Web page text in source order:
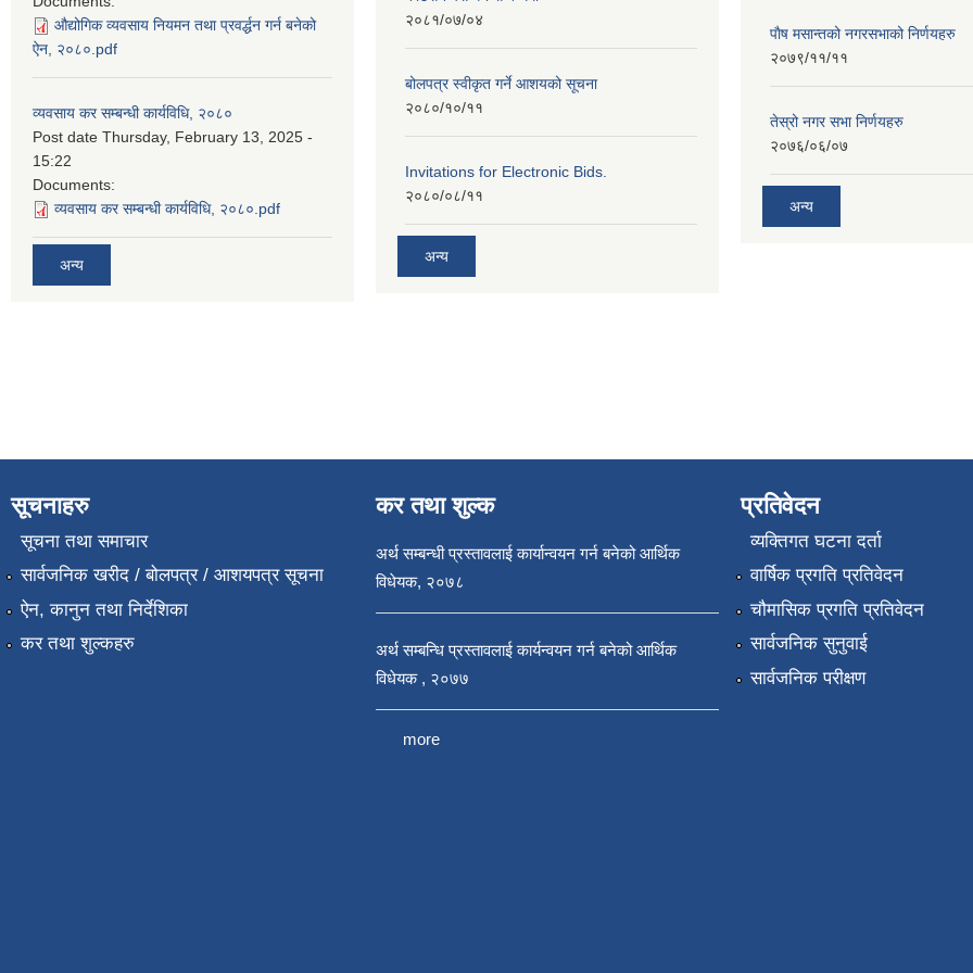
औद्योगिक व्यवसाय नियमन तथा प्रवर्द्धन गर्न बनेको
ऐन, २०८०.pdf
व्यवसाय कर सम्बन्धी कार्यविधि, २०८०
Post date Thursday, February 13, 2025 -
15:22
Documents:
व्यवसाय कर सम्बन्धी कार्यविधि, २०८०.pdf
अन्य
२०८१/०७/०४
बोलपत्र स्वीकृत गर्ने आशयको सूचना
२०८०/१०/११
Invitations for Electronic Bids.
२०८०/०८/११
अन्य
पाैष मसान्तको नगरसभाको निर्णयहरु
२०७९/११/११
तेस्रो नगर सभा निर्णयहरु
२०७६/०६/०७
अन्य
सूचनाहरु
सूचना तथा समाचार
सार्वजनिक खरीद / बोलपत्र / आशयपत्र सूचना
ऐन, कानुन तथा निर्देशिका
कर तथा शुल्कहरु
कर तथा शुल्क
अर्थ सम्बन्धी प्रस्तावलाई कार्यान्वयन गर्न बनेको आर्थिक
विधेयक, २०७८
अर्थ सम्बन्धि प्रस्तावलाई कार्यन्वयन गर्न बनेको आर्थिक
विधेयक , २०७७
more
प्रतिवेदन
व्यक्तिगत घटना दर्ता
वार्षिक प्रगति प्रतिवेदन
चौमासिक प्रगति प्रतिवेदन
सार्वजनिक सुनुवाई
सार्वजनिक परीक्षण